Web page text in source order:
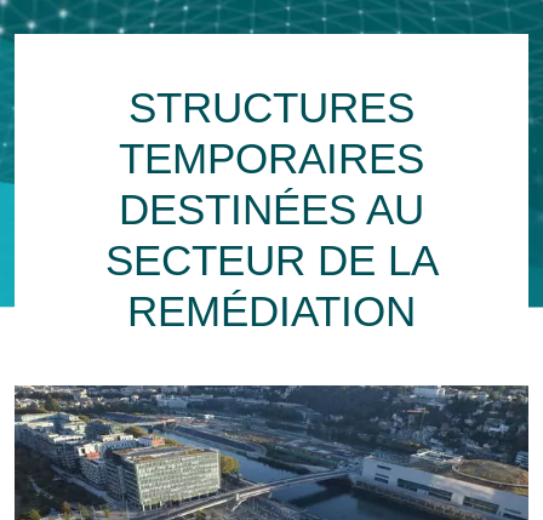
STRUCTURES
TEMPORAIRES
DESTINÉES AU
SECTEUR DE LA
REMÉDIATION